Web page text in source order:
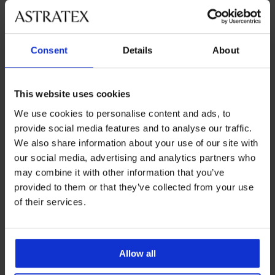
Consent Details About
This website uses cookies
We use cookies to personalise content and ads, to
provide social media features and to analyse our traffic.
We also share information about your use of our site with
our social media, advertising and analytics partners who
may combine it with other information that you’ve
provided to them or that they’ve collected from your use
of their services.
Allow all
3+1 GRATIS
Höherer Slip Mischa
klassisch
16,99 €Aktion 3+1 GRATIS
3+1 GRATIS
Höherer Slip Mischa
klassisch
16,99 €Aktion 3+1 GRATIS